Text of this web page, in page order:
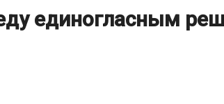
единогласным